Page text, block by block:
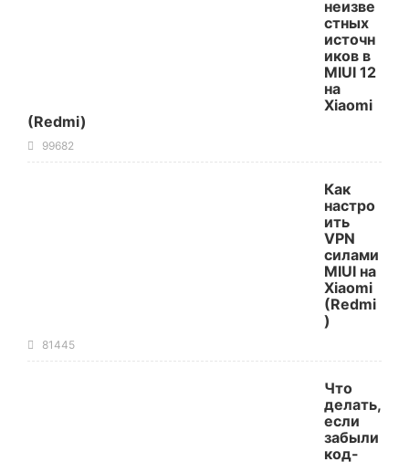
неизве
стных
источн
иков в
MIUI 12
на
Xiaomi
(Redmi)
99682
Как
настро
ить
VPN
силами
MIUI на
Xiaomi
(Redmi
)
81445
Что
делать,
если
забыли
код-